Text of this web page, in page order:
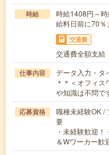
時給
時給1408円～
給料日前に70％
交通費
交通費全額支給
仕事内容
データ入力・タ
＊＊＜オフィ
や知識は不問で
応募資格
職種未経験OK /
要
・未経験歓迎
＆Wワーカー